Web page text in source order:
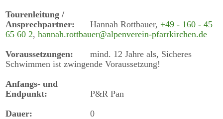
Boulderblock
Nachbarsektionen
Tourenleitung /
Ansprechpartner:
Hannah Rottbauer, +49 - 160 - 45
65 60 2,hannah.rottbauer@alpenverein-pfarrkirchen.de
Voraussetzungen:
mind. 12 Jahre als, Sicheres
Schwimmen ist zwingende Voraussetzung!
Anfangs- und
Endpunkt:
P&R Pan
Dauer:
0